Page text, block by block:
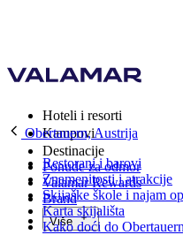
Hoteli i resorti
Kampovi
Destinacije
Ponude za odmor
Valamar Rewards
Brand
Više
Obertauern, Austrija
Restorani i barovi
Znamenitosti i atrakcije
Skijaške škole i najam
Karta skijališta
Kako doći do